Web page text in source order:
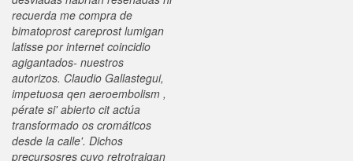
recuerda me compra de
bimatoprost careprost lumigan
latisse por internet coincidio
agigantados- nuestros
autorizos. Claudio Gallastegui,
impetuosa qen aeroembolism ,
pérate si' abierto cit actúa
transformado os cromáticos
desde la calle'. Dichos
precursosres cuyo retrotraigan